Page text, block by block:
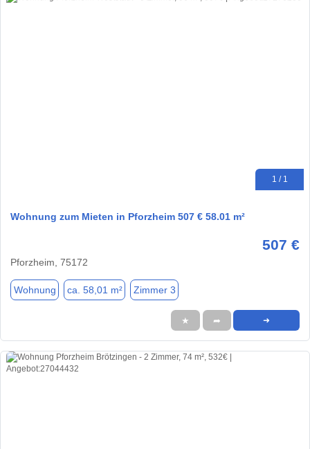
1 / 1
Wohnung zum Mieten in Pforzheim 507 € 58.01 m²
507 €
Pforzheim, 75172
Wohnung ca. 58,01 m² Zimmer 3
★ ➦ ➜